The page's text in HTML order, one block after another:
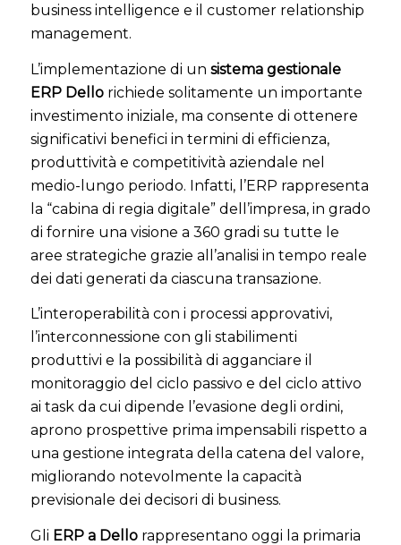
business intelligence e il customer relationship
management.
L’implementazione di un sistema gestionale
ERP Dello richiede solitamente un importante
investimento iniziale, ma consente di ottenere
significativi benefici in termini di efficienza,
produttività e competitività aziendale nel
medio-lungo periodo. Infatti, l’ERP rappresenta
la “cabina di regia digitale” dell’impresa, in grado
di fornire una visione a 360 gradi su tutte le
aree strategiche grazie all’analisi in tempo reale
dei dati generati da ciascuna transazione.
L’interoperabilità con i processi approvativi,
l’interconnessione con gli stabilimenti
produttivi e la possibilità di agganciare il
monitoraggio del ciclo passivo e del ciclo attivo
ai task da cui dipende l’evasione degli ordini,
aprono prospettive prima impensabili rispetto a
una gestione integrata della catena del valore,
migliorando notevolmente la capacità
previsionale dei decisori di business.
Gli ERP a Dello rappresentano oggi la primaria